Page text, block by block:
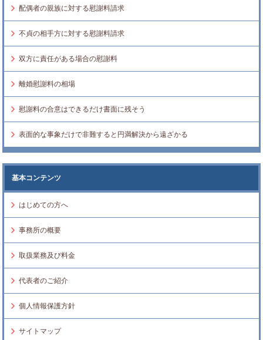
配偶者の親族に対する慰謝料請求
不貞の相手方に対する慰謝料請求
双方に責任がある場合の慰謝料
離婚慰謝料の相場
慰謝料の合意はできるだけ書面に残そう
表面的な事象だけで非難すると円満解決から遠ざかる
基本コンテンツ
はじめての方へ
事務所の概要
取扱業務及び料金
代表者のご紹介
個人情報保護方針
サイトマップ